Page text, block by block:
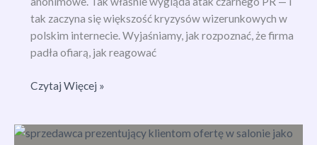
tak zaczyna się większość kryzysów wizerunkowych w
polskim internecie. Wyjaśniamy, jak rozpoznać, że firma
padła ofiarą, jak reagować
Czarny
czym
Czytaj Więcej »